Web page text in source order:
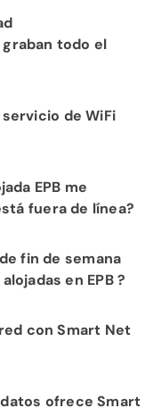
incluye el
su
para un
graban todo el
gestionada y
de WiFi
Fi-Speed, con
de
de
EPB me
fuera de línea?
en función de la
enviar por
fin de semana
en EPB ?
de EPB es de 8 a
con
con Smart Net
para
ofrece Smart